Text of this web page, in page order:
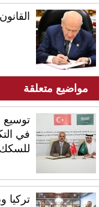
مواضيع متعلقة
توسيع
في
للسكك
تركيا